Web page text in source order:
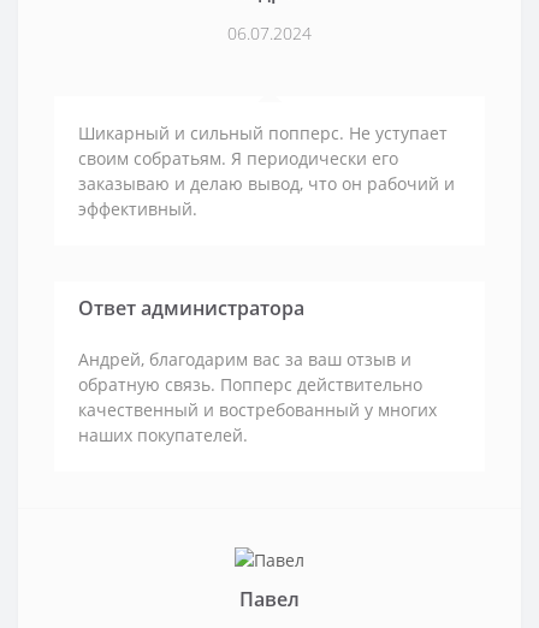
06.07.2024
Шикарный и сильный попперс. Не уступает
своим собратьям. Я периодически его
заказываю и делаю вывод, что он рабочий и
эффективный.
Ответ администратора
Андрей, благодарим вас за ваш отзыв и
обратную связь. Попперс действительно
качественный и востребованный у многих
наших покупателей.
Павел